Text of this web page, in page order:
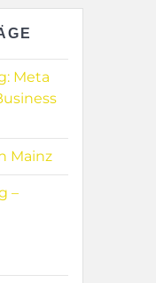
Meta
Mainz
–